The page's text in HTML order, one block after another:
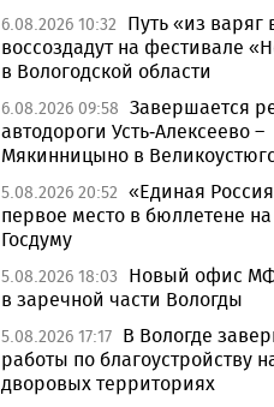
6.08.2026 10:32
Путь «из варяг
воссоздадут на фестивале
в Вологодской области
6.08.2026 09:58 Завершается
автодороги Усть-Алексеево –
Мякинницыно в
5.08.2026 20:52 «Единая
первое место в бюллетене
Госдуму
5.08.2026 18:03
Новый офис
в заречной части Вологды
5.08.2026 17:17 В Вологде
работы по благоустройству
дворовых территориях